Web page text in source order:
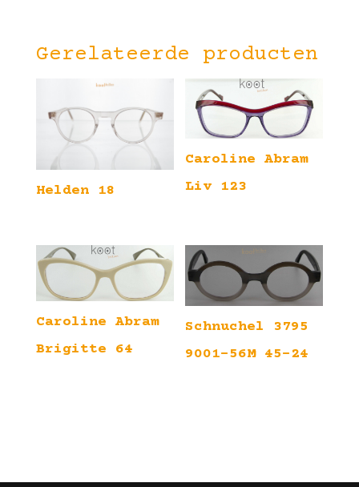
Gerelateerde producten
Helden 18
Caroline Abram
Liv 123
Caroline Abram
Brigitte 64
Schnuchel 3795
9001-56M 45-24